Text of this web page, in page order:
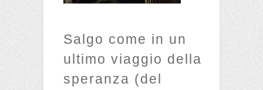
Salgo come in un
ultimo viaggio della
speranza (del